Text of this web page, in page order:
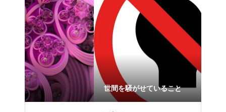
世間を騒がせていること